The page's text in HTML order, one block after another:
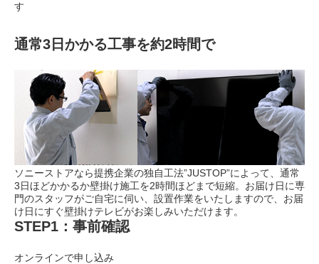
す
通常3日かかる工事を約2時間で
ソニーストアなら提携企業の独自工法”JUSTOP”によって、通常
3日ほどかかるか壁掛け施工を2時間ほどまで短縮。お届け日に専
門のスタッフがご自宅に伺い、設置作業をいたしますので、お届
け日にすぐ壁掛けテレビがお楽しみいただけます。
STEP1：事前確認
オンラインで申し込み